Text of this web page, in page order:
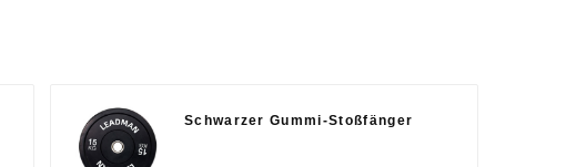
Schwarzer Gummi-Stoßfänger